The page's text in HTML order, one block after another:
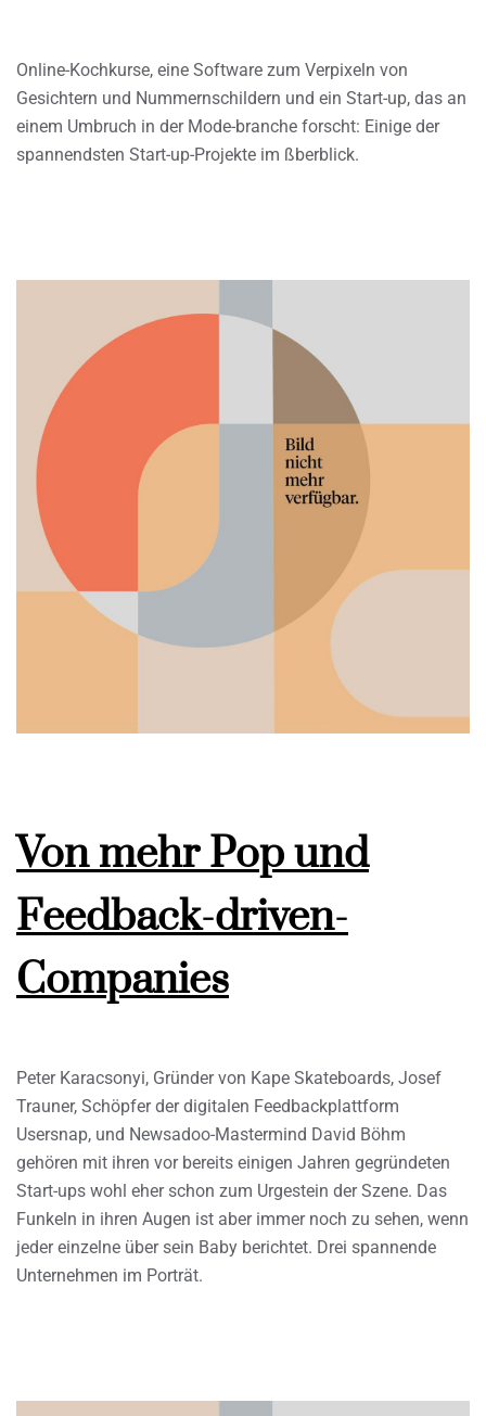
Online-Kochkurse, eine Software zum Verpixeln von
Gesichtern und Nummernschildern und ein Start-up, das an
einem Umbruch in der Mode-branche forscht: Einige der
spannendsten Start-up-Projekte im ßberblick.
Von mehr Pop und
Feedback-driven-
Companies
Peter Karacsonyi, Gründer von Kape Skateboards, Josef
Trauner, Schöpfer der digitalen Feedbackplattform
Usersnap, und Newsadoo-Mastermind David Böhm
gehören mit ihren vor bereits einigen Jahren gegründeten
Start-ups wohl eher schon zum Urgestein der Szene. Das
Funkeln in ihren Augen ist aber immer noch zu sehen, wenn
jeder einzelne über sein Baby berichtet. Drei spannende
Unternehmen im Porträt.